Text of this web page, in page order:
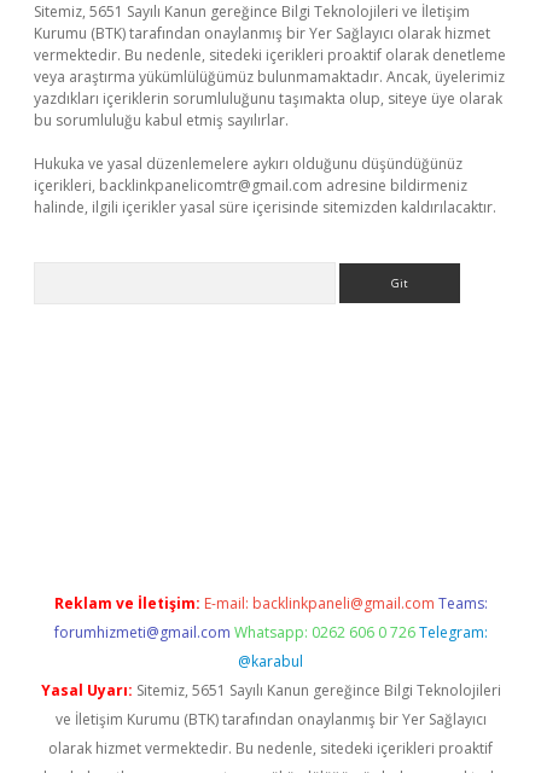
Sitemiz, 5651 Sayılı Kanun gereğince Bilgi Teknolojileri ve İletişim
Kurumu (BTK) tarafından onaylanmış bir Yer Sağlayıcı olarak hizmet
vermektedir. Bu nedenle, sitedeki içerikleri proaktif olarak denetleme
veya araştırma yükümlülüğümüz bulunmamaktadır. Ancak, üyelerimiz
yazdıkları içeriklerin sorumluluğunu taşımakta olup, siteye üye olarak
bu sorumluluğu kabul etmiş sayılırlar.
Hukuka ve yasal düzenlemelere aykırı olduğunu düşündüğünüz
içerikleri, backlinkpanelicomtr@gmail.com adresine bildirmeniz
halinde, ilgili içerikler yasal süre içerisinde sitemizden kaldırılacaktır.
Reklam ve İletişim: E-mail: backlinkpaneli@gmail.com Teams:
forumhizmeti@gmail.com Whatsapp: 0262 606 0 726 Telegram:
@karabul
Yasal Uyarı: Sitemiz, 5651 Sayılı Kanun gereğince Bilgi Teknolojileri
ve İletişim Kurumu (BTK) tarafından onaylanmış bir Yer Sağlayıcı
olarak hizmet vermektedir. Bu nedenle, sitedeki içerikleri proaktif